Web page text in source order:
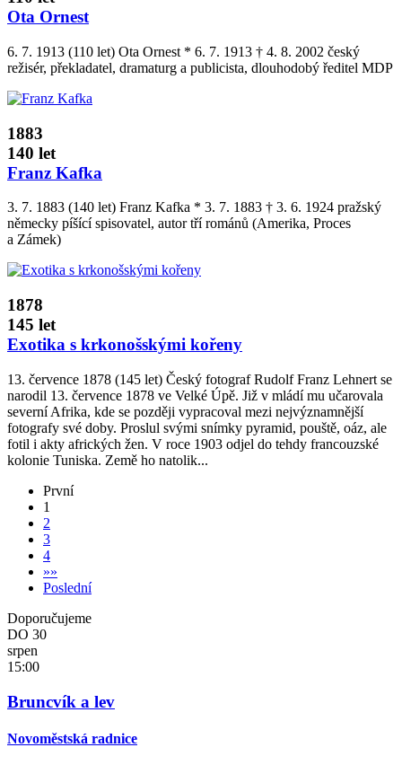
Ota Ornest
6. 7. 1913 (110 let) Ota Ornest * 6. 7. 1913 † 4. 8. 2002 český
režisér, překladatel, dramaturg a publicista, dlouhodobý ředitel MDP
1883
140 let
Franz Kafka
3. 7. 1883 (140 let) Franz Kafka * 3. 7. 1883 † 3. 6. 1924 pražský
německy píšící spisovatel, autor tří románů (Amerika, Proces
a Zámek)
1878
145 let
Exotika s krkonošskými kořeny
13. července 1878 (145 let) Český fotograf Rudolf Franz Lehnert se
narodil 13. července 1878 ve Velké Úpě. Již v mládí mu učarovala
severní Afrika, kde se později vypracoval mezi nejvýznamnější
fotografy své doby. Proslul svými snímky pyramid, pouště, oáz, ale
fotil i akty afrických žen. V roce 1903 odjel do tehdy francouzské
kolonie Tuniska. Země ho natolik...
První
1
2
3
4
»»
Poslední
Doporučujeme
DO 30
srpen
15:00
Bruncvík a lev
Novoměstská radnice